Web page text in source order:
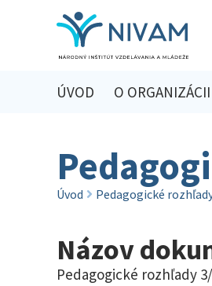
ÚVOD O ORGANIZÁCII
Úvod Pedagogické
Názov
Pedagogické rozhľady